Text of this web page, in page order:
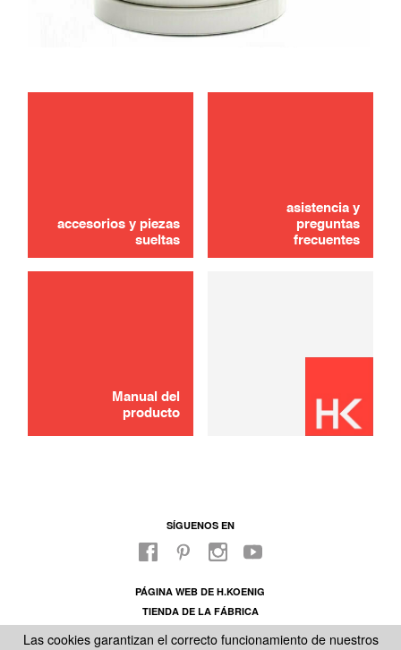
accesorios y piezas
sueltas
asistencia y
preguntas
frecuentes
Manual del
producto
AGOTADO 🔔
usar
SÍGUENOS EN
PÁGINA WEB DE H.KOENIG
TIENDA DE LA FÁBRICA
Las cookies garantizan el correcto funcionamiento de nuestros